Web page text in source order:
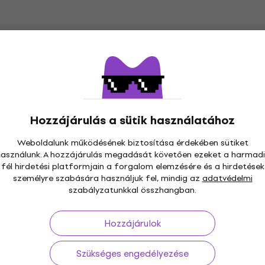
Hozzájárulás a sütik használatához
Weboldalunk működésének biztosítása érdekében sütiket
A hozzájárulás megadását követően ezeket a
fél hirdetési platformjain a forgalom elemzésére és a hirdetések
személyre szabására használjuk fel, mindig az adatvédelmi
szabályzatunkkal összhangban.
Hozzájárulok
Szükséges engedélyezése
A doboz 25 x Da Vinci Cosmotop
ecsetkészlet 4 db
Ecset
/5
25
11 900 Ft
Készleten
Festőkés 5 db Princeton Brush Catalyst
Szivacs White 6
Segédeszközök
5
4 200 Ft
a következő kóddal
10
Újdonság